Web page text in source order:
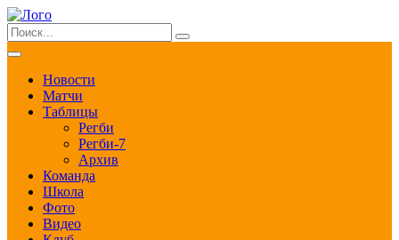
Новости
Матчи
Таблицы
Регби
Регби-7
Архив
Команда
Школа
Фото
Видео